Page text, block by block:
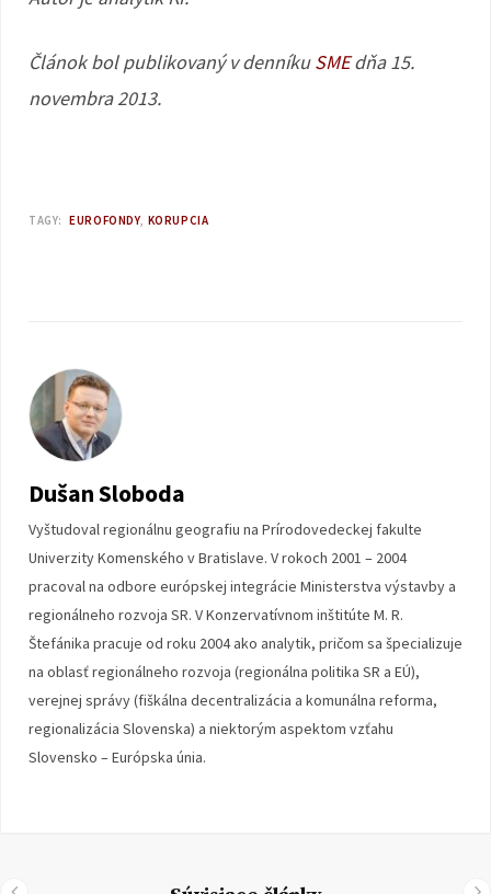
Článok bol publikovaný v denníkuSMEdňa 15.
novembra 2013.
TAGY: EUROFONDY KORUPCIA
Dušan Sloboda
Vyštudoval regionálnu geografiu na Prírodovedeckej fakulte
Univerzity Komenského v Bratislave. V rokoch 2001 – 2004
pracoval na odbore európskej integrácie Ministerstva výstavby a
regionálneho rozvoja SR. V Konzervatívnom inštitúte M. R.
Štefánika pracuje od roku 2004 ako analytik, pričom sa špecializuje
na oblasť regionálneho rozvoja (regionálna politika SR a EÚ),
verejnej správy (fiškálna decentralizácia a komunálna reforma,
regionalizácia Slovenska) a niektorým aspektom vzťahu
Slovensko – Európska únia.